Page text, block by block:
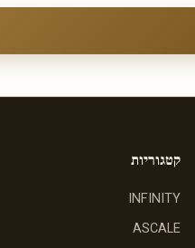
קטגוריות
INFINITY
ASCALE